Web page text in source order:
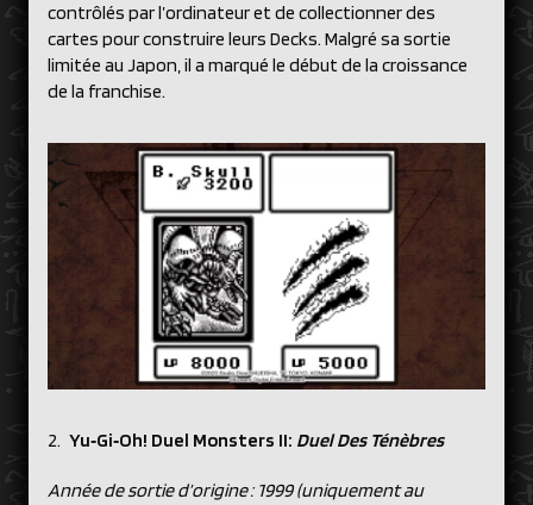
contrôlés par l’ordinateur et de collectionner des
cartes pour construire leurs Decks. Malgré sa sortie
limitée au Japon, il a marqué le début de la croissance
de la franchise.
Yu‑Gi‑Oh! Duel Monsters II: Duel Des Ténèbres
Année de sortie d’origine : 1999 (uniquement au